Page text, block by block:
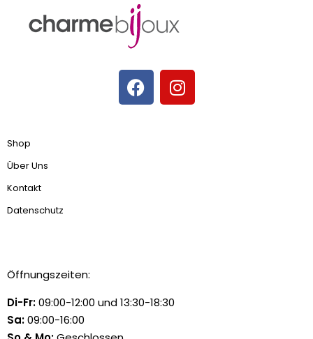
Shop
Über Uns
Kontakt
Datenschutz
Öffnungszeiten:
Di-Fr:09:00-12:00 und 13:30-18:30
Sa:09:00-16:00